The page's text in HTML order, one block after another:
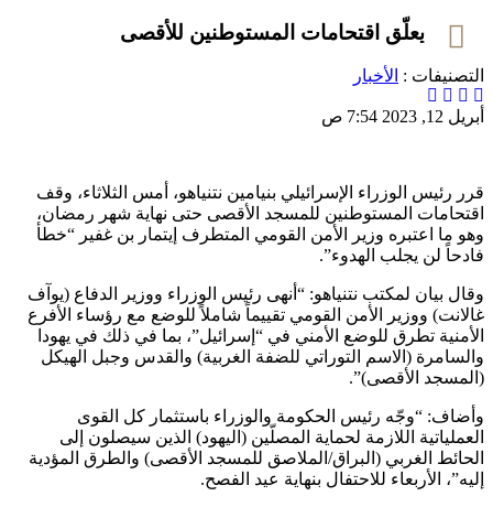
نتنياهو يعلّق اقتحامات المستوطنين للأقصى
التصنيفات : الأخبار
أبريل 12, 2023 7:54 ص
قرر رئيس الوزراء الإسرائيلي بنيامين نتنياهو، أمس الثلاثاء، وقف
اقتحامات المستوطنين للمسجد الأقصى حتى نهاية شهر رمضان،
وهو ما اعتبره وزير الأمن القومي المتطرف إيتمار بن غفير “خطأ
فادحاً لن يجلب الهدوء”.
وقال بيان لمكتب نتنياهو: “أنهى رئيس الوزراء ووزير الدفاع (يوآف
غالانت) ووزير الأمن القومي تقييماً شاملاً للوضع مع رؤساء الأفرع
الأمنية تطرق للوضع الأمني في “إسرائيل”، بما في ذلك في يهودا
والسامرة (الاسم التوراتي للضفة الغربية) والقدس وجبل الهيكل
(المسجد الأقصى)”.
وأضاف: “وجّه رئيس الحكومة والوزراء باستثمار كل القوى
العملياتية اللازمة لحماية المصلّين (اليهود) الذين سيصلون إلى
الحائط الغربي (البراق/الملاصق للمسجد الأقصى) والطرق المؤدية
إليه”، الأربعاء للاحتفال بنهاية عيد الفصح.